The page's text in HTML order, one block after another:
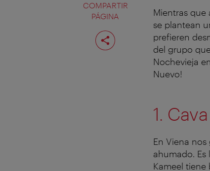
COMPARTIR
PÁGINA
Compartir
página
Mientras que
se plantean
prefieren
del grupo
Nochevieja
Nuevo!
1.
En Viena
ahumado.
Kameel tiene